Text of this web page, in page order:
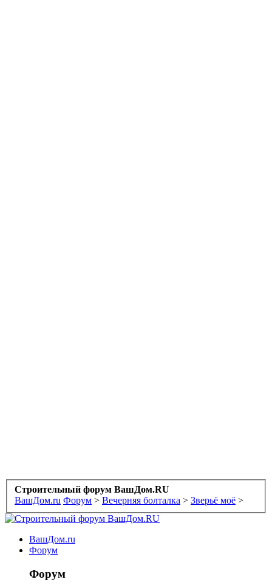
Строительный форум ВашДом.RU
ВашДом.ru Форум > Вечерняя болталка > Зверьё моё >
ВашДом.ru
Форум
Форум